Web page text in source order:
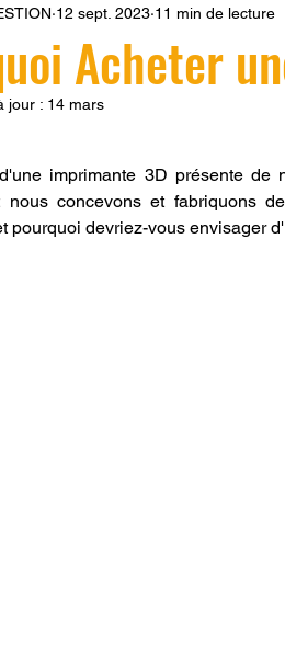
JEU LV3D Formation
à l'impression 3D CPF
Refaire une piece en 3D
Acheter
12 sept. 2023 11 min de lecture
jour : 14 mars
étoiles sur 5.
imprimante 3D présente de
nous concevons et fabriquons
pourquoi devriez-vous envisager